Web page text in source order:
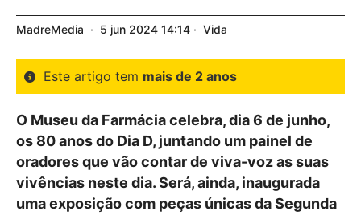
MadreMedia 5 jun 2024 14:14 Vida
Este artigo tem mais de 2 anos
O Museu da Farmácia celebra, dia 6 de junho,
os 80 anos do Dia D, juntando um painel de
oradores que vão contar de viva-voz as suas
vivências neste dia. Será, ainda, inaugurada
uma exposição com peças únicas da Segunda